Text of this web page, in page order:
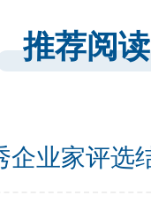
推荐阅读
家评选结果公